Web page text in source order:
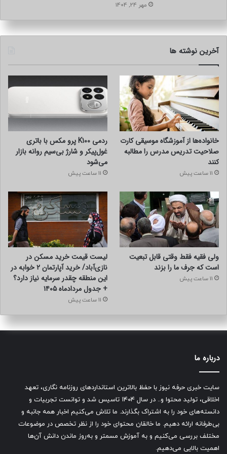
مهر 24, 1404
آخرین نوشته ها
خانواده‌ها از آموزشگاه موسیقی کارت
صلاحیت تدریس مدرس را مطالبه
کنند
11 ساعت پیش
ردمی K100 پرو مکس با باتری
غول‌پیکر و شارژ بی‌سیم روانه بازار
می‌شود
11 ساعت پیش
ولی فقیه فقط وقتی قابل تبعیت
است که جرف ما را بزند
11 ساعت پیش
لیست قیمت خرید مسکن در
نازی‌آباد/ خرید آپارتمان ۲ خوابه در
این منطقه چقدر سرمایه نیاز دارد؟
+ جدول مردادماه ۱۴۰۵
11 ساعت پیش
درباره ما
سایت خبری حرفه نیوز با حفظ بالاترین استانداردهای روزنامه نگاری، تعهد
اخلاقی، تولید محتوا و.. در سال ۱۴۰۴ تاسیس شد و توانست تجربیات و
دانسته‌های خود را به اشتراک بگذارند. ما تلاش می‌کنیم اخبار همه جانبه و
بی‌طرفانه ارائه دهیم. ما خالقان محتوای خود را از نظر تخصص در موضوعات
مختلف بررسی می‌کنیم و به آموزش مسمتر و به‌روز ماندن دانش آن‌ها
اهمیت بالایی می‌دهیم.